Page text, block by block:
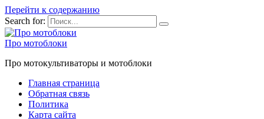
Перейти к содержанию
Search for:
Про мотоблоки
Про мотокультиваторы и мотоблоки
Главная страница
Обратная связь
Политика
Карта сайта